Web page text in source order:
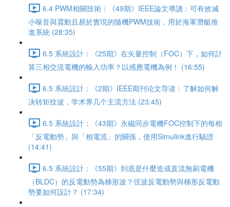
6.4 PWM相關技術：《49期》IEEE論文導讀：可有效減
小噪音與震動且易於實現的隨機PWM技術，用於海軍潛艇推
進系統 (28:35)
6.5 系統設計：《25期》在矢量控制（FOC）下，如何計
算三相交流電機的輸入功率？以感應電機為例！ (16:55)
6.5 系統設計：《2期》IEEE期刊论文导读：了解如何解
决转矩纹波，学术界几个主流方法 (23:45)
6.5 系統設計：《43期》永磁同步電機FOC控制下的每相
「反電動勢」與「相電流」的關係，使用Simulink進行驗證
(14:41)
6.5 系統設計：《55期》到底是什麼造成直流無刷電機
（BLDC）的反電動勢為梯形波？弦波反電動勢與梯形反電動
勢要如何設計？ (17:34)